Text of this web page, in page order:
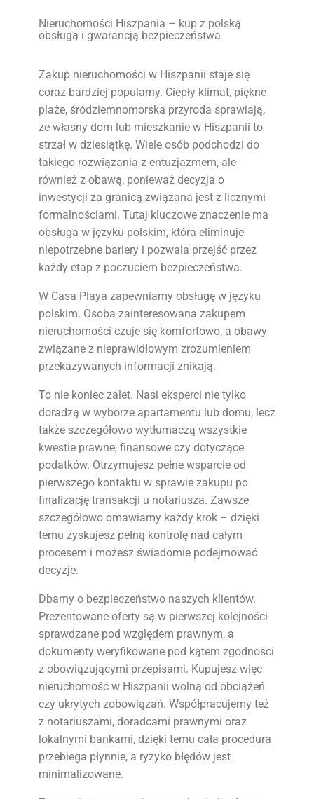
Nieruchomości Hiszpania – kup z polską
obsługą i gwarancją bezpieczeństwa
Zakup nieruchomości w Hiszpanii staje się
coraz bardziej popularny. Ciepły klimat, piękne
plaże, śródziemnomorska przyroda sprawiają,
że własny dom lub mieszkanie w Hiszpanii to
strzał w dziesiątkę. Wiele osób podchodzi do
takiego rozwiązania z entuzjazmem, ale
również z obawą, ponieważ decyzja o
inwestycji za granicą związana jest z licznymi
formalnościami. Tutaj kluczowe znaczenie ma
obsługa w języku polskim, która eliminuje
niepotrzebne bariery i pozwala przejść przez
każdy etap z poczuciem bezpieczeństwa.
W Casa Playa zapewniamy obsługę w języku
polskim. Osoba zainteresowana zakupem
nieruchomości czuje się komfortowo, a obawy
związane z nieprawidłowym zrozumieniem
przekazywanych informacji znikają.
To nie koniec zalet. Nasi eksperci nie tylko
doradzą w wyborze apartamentu lub domu, lecz
także szczegółowo wytłumaczą wszystkie
kwestie prawne, finansowe czy dotyczące
podatków. Otrzymujesz pełne wsparcie od
pierwszego kontaktu w sprawie zakupu po
finalizację transakcji u notariusza. Zawsze
szczegółowo omawiamy każdy krok – dzięki
temu zyskujesz pełną kontrolę nad całym
procesem i możesz świadomie podejmować
decyzje.
Dbamy o bezpieczeństwo naszych klientów.
Prezentowane oferty są w pierwszej kolejności
sprawdzane pod względem prawnym, a
dokumenty weryfikowane pod kątem zgodności
z obowiązującymi przepisami. Kupujesz więc
nieruchomość w Hiszpanii wolną od obciążeń
czy ukrytych zobowiązań. Współpracujemy też
z notariuszami, doradcami prawnymi oraz
lokalnymi bankami, dzięki temu cała procedura
przebiega płynnie, a ryzyko błędów jest
minimalizowane.